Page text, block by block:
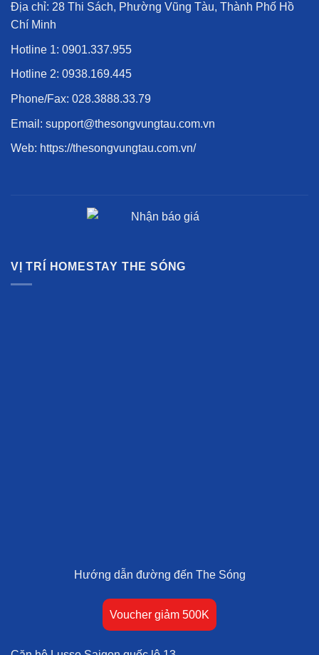
Địa chỉ: 28 Thi Sách, Phường Vũng Tàu, Thành Phố Hồ
Chí Minh
Hotline 1: 0901.337.955
Hotline 2: 0938.169.445
Phone/Fax: 028.3888.33.79
Email: support@thesongvungtau.com.vn
Web: https://thesongvungtau.com.vn/
VỊ TRÍ HOMESTAY THE SÓNG
Hướng dẫn đường đến The Sóng
Voucher giảm 500K